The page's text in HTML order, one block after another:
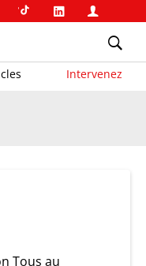
Intervenez
Tous au